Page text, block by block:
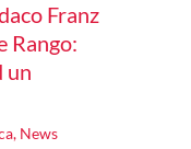
Franz
Rango:
un
, News